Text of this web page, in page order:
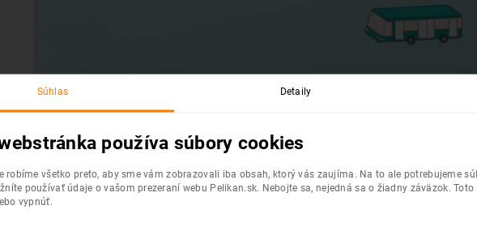
Súhlas Detaily
používa súbory cookies
robíme všetko preto, aby sme vám zobrazovali iba obsah, ktorý vás zaujíma. Na to ale potrebujeme
používať údaje o vašom prezeraní webu Pelikan.sk. Nebojte sa, nejedná sa o žiadny záväzok.
vypnúť.